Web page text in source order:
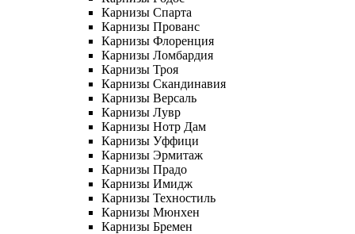
Карнизы Спарта
Карнизы Прованс
Карнизы Флоренция
Карнизы Ломбардия
Карнизы Троя
Карнизы Скандинавия
Карнизы Версаль
Карнизы Лувр
Карнизы Нотр Дам
Карнизы Уффици
Карнизы Эрмитаж
Карнизы Прадо
Карнизы Имидж
Карнизы Техностиль
Карнизы Мюнхен
Карнизы Бремен